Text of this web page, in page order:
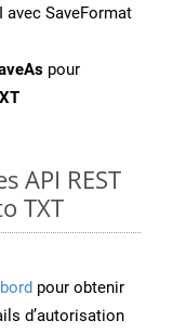
avec SaveFormat
pour
API REST
TXT
pour obtenir
d’autorisation